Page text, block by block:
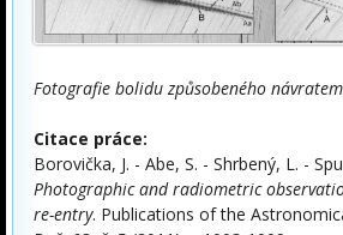
Fotografie bolidu způsobeného návratem
Citace práce:
Borovička, J. - Abe, S. - Shrbený, L. -
Photographic and radiometric
re-entry. Publications of the